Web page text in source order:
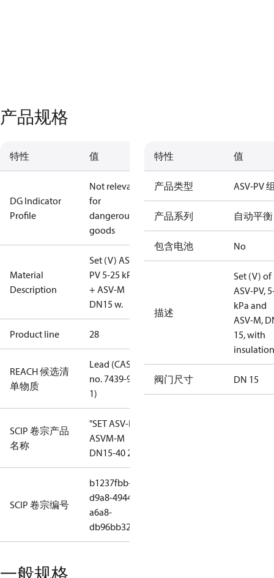
产品规格
特性 值
DG Indicator
Profile
Not relevant
for
dangerous
goods
Material
Description
Set (V) ASV-
PV 5-25 kPa
+ ASV-M
DN15 w.
Product line 28
REACH 候选清
单物质
Lead (CAS
no. 7439-92-
1)
SCIP 卷宗产品
名称
"SET ASV-PV
ASVM-M
DN15-40 2"
SCIP 卷宗编号
b1237fbb-
d9a8-4944-
a6a8-
db96bb326664
特性 值
产品类型 ASV-PV
产品系列 自动平衡
包含电池 No
描述
Set (V) of
ASV-PV,
kPa and
ASV-M,
15, with
insulation
阀门尺寸 DN 15
一般规格